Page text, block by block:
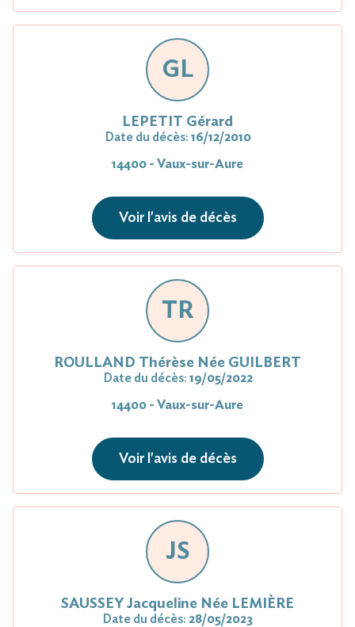
GL
LEPETIT Gérard
Date du décès: 16/12/2010
14400 - Vaux-sur-Aure
Voir l'avis de décès
TR
ROULLAND Thérèse Née GUILBERT
Date du décès: 19/05/2022
14400 - Vaux-sur-Aure
Voir l'avis de décès
JS
SAUSSEY Jacqueline Née LEMIÈRE
Date du décès: 28/05/2023